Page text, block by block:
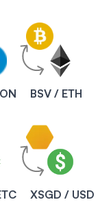
BSV / ETH
XSGD / USD